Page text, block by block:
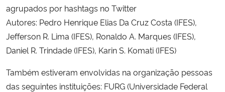
agrupados por hashtags no Twitter
Autores: Pedro Henrique Elias Da Cruz Costa (IFES),
Jefferson R. Lima (IFES), Ronaldo A. Marques (IFES),
Daniel R. Trindade (IFES), Karin S. Komati (IFES)
Também estiveram envolvidas na organização pessoas
das seguintes instituições: FURG (Universidade Federal